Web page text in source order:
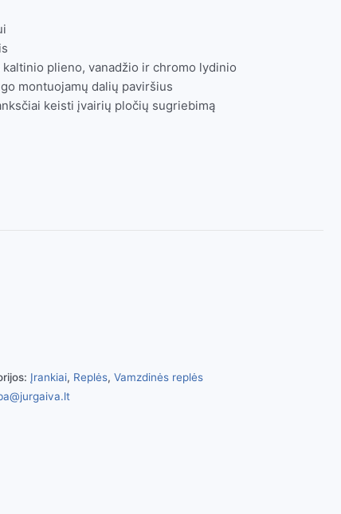
plieno, vanadžio ir chromo lydinio
montuojamų dalių paviršius
keisti įvairių pločių sugriebimą
Įrankiai, Replės, Vamzdinės replės